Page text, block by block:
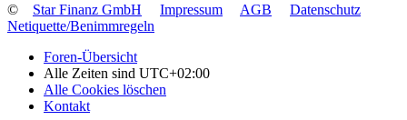
©
Star Finanz GmbH Impressum AGB
Datenschutz
Netiquette/Benimmregeln
Foren-Übersicht
Alle Zeiten sind UTC+02:00
Alle Cookies löschen
Kontakt